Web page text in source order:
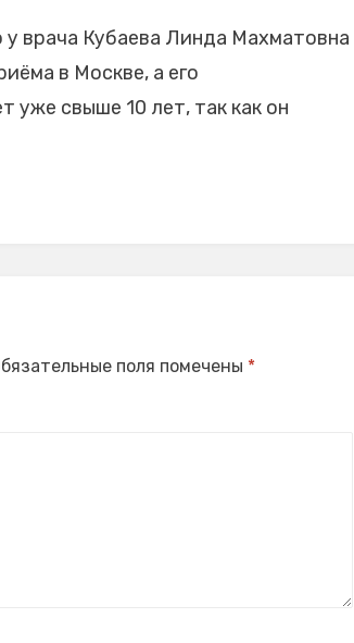
врача Кубаева Линда Махматовна
в Москве, а его
уже свыше 10 лет, так как он
поля помечены *